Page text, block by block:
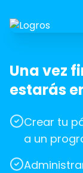
Una vez
estarás
Crear tu
a un